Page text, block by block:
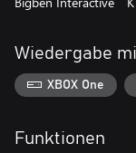
Wiedergabe
XBOX One
Funktionen